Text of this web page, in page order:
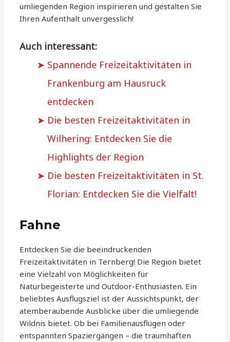
umliegenden Region inspirieren und gestalten Sie
Ihren Aufenthalt unvergesslich!
Auch interessant:
Spannende Freizeitaktivitäten in
Frankenburg am Hausruck
entdecken
Die besten Freizeitaktivitäten in
Wilhering: Entdecken Sie die
Highlights der Region
Die besten Freizeitaktivitäten in St.
Florian: Entdecken Sie die Vielfalt!
Fahne
Entdecken Sie die beeindruckenden
Freizeitaktivitäten in Ternberg! Die Region bietet
eine Vielzahl von Möglichkeiten für
Naturbegeisterte und Outdoor-Enthusiasten. Ein
beliebtes Ausflugsziel ist der Aussichtspunkt, der
atemberaubende Ausblicke über die umliegende
Wildnis bietet. Ob bei Familienausflügen oder
entspannten Spaziergängen – die traumhaften